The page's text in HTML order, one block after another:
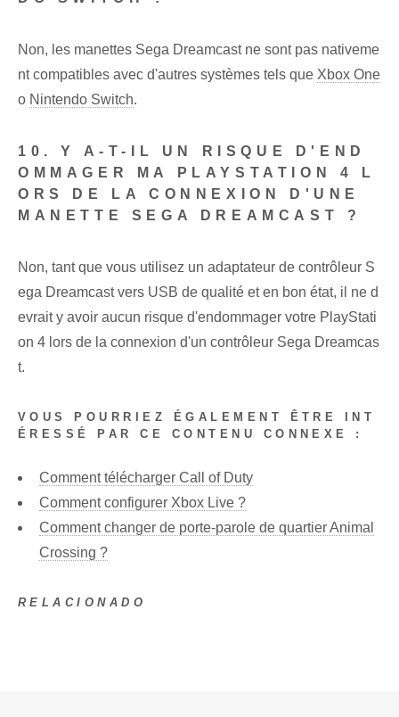
Non, les manettes Sega Dreamcast ne sont pas nativeme
nt compatibles avec d'autres systèmes tels que Xbox One
o Nintendo Switch.
10. Y A-T-IL UN RISQUE D'END
OMMAGER MA PLAYSTATION 4 L
ORS DE LA CONNEXION D'UNE
MANETTE SEGA DREAMCAST ?
Non, tant que vous utilisez un adaptateur de contrôleur S
ega Dreamcast vers USB de qualité et en bon état, il ne d
evrait y avoir aucun risque d'endommager votre PlayStati
on 4 lors de la connexion d'un contrôleur Sega Dreamcas
t.
VOUS POURRIEZ ÉGALEMENT ÊTRE INT
ÉRESSÉ PAR CE CONTENU CONNEXE :
Comment télécharger Call of Duty
Comment configurer Xbox Live ?
Comment changer de porte-parole de quartier Animal
Crossing ?
RELACIONADO